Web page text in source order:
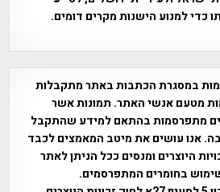
כדי למנוע הישנות מקרים דומים.
במסגרת הכתבות באתר מתקבלות
מטעם אנשי האתר. תמונות אשר
מתפרסמות בהתאם למידע שהתקבל
אנו עושים את מיטב המאמצים לכבד
היוצרים ומנסים ככל הניתן לאתר
שימוש בחומרים המתפרסמים.